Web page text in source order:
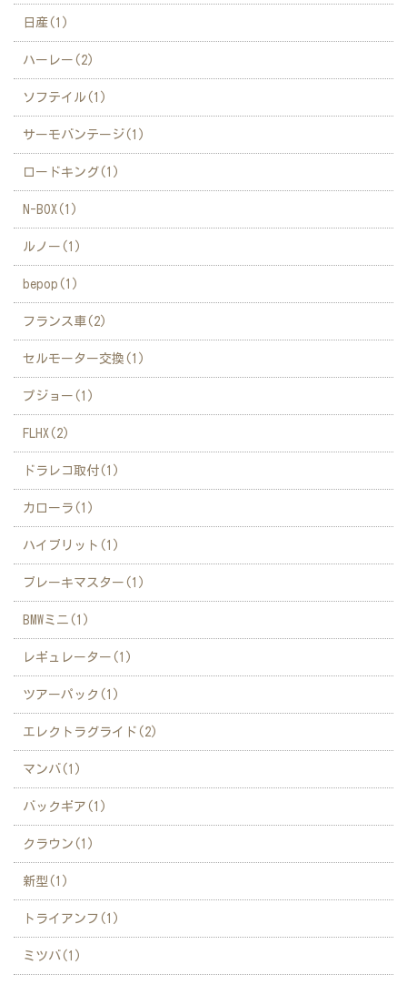
日産(1)
ハーレー(2)
ソフテイル(1)
サーモバンテージ(1)
ロードキング(1)
N-BOX(1)
ルノー(1)
bepop(1)
フランス車(2)
セルモーター交換(1)
プジョー(1)
FLHX(2)
ドラレコ取付(1)
カローラ(1)
ハイブリット(1)
ブレーキマスター(1)
BMWミニ(1)
レギュレーター(1)
ツアーパック(1)
エレクトラグライド(2)
マンバ(1)
バックギア(1)
クラウン(1)
新型(1)
トライアンフ(1)
ミツバ(1)